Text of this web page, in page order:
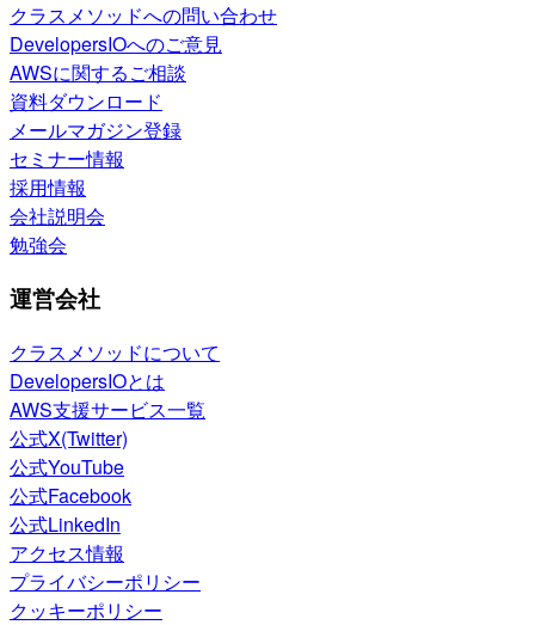
クラスメソッドへの問い合わせ
DevelopersIOへのご意見
AWSに関するご相談
資料ダウンロード
メールマガジン登録
セミナー情報
採用情報
会社説明会
勉強会
運営会社
クラスメソッドについて
DevelopersIOとは
AWS支援サービス一覧
公式X(Twitter)
公式YouTube
公式Facebook
公式LinkedIn
アクセス情報
プライバシーポリシー
クッキーポリシー